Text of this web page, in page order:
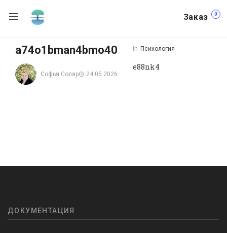
Заказ 0
a74o1bman4bmo40
Софья Соляр 24.05.2026
In Психология
e88nk4
ДОКУМЕНТАЦИЯ